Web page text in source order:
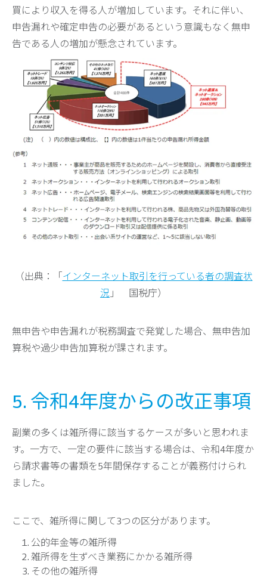
買により収入を得る人が増加しています。それに伴い、
申告漏れや確定申告の必要があるという意識もなく無申
告である人の増加が懸念されています。
（出典：「 インターネット取引を行っている者の調査状
況 」 国税庁）
無申告や申告漏れが税務調査で発覚した場合、無申告加
算税や過少申告加算税が課されます。
5. 令和4年度からの改正事項
副業の多くは雑所得に該当するケースが多いと思われま
す。一方で、一定の要件に該当する場合は、令和4年度か
ら請求書等の書類を5年間保存することが義務付けられ
ました。
ここで、雑所得に関して3つの区分があります。
公的年金等の雑所得
雑所得を生ずべき業務にかかる雑所得
その他の雑所得